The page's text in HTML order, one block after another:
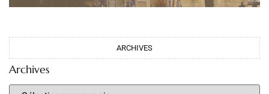
ARCHIVES
Archives